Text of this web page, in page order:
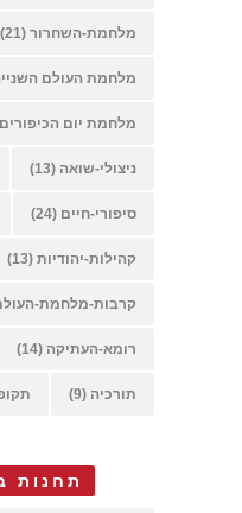
מלחמת-השחרור (21)
מלחמת העולם
מלחמת יום הכיפורים
ניצולי-שואה (13)
סיפורי-חיים (24)
קהילות-יהודיות (13)
קרבות-מלחמת-
רומא-העתיקה (14)
תורכיה (9)
תחנות